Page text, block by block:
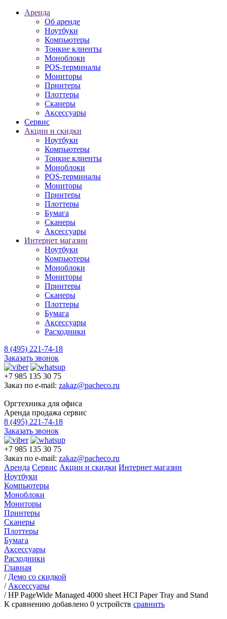
Аренда
Об аренде
Ноутбуки
Компьютеры
Тонкие клиенты
Моноблоки
POS-терминалы
Мониторы
Принтеры
Плоттеры
Сканеры
Аксессуары
Сервис
Акции и скидки
Ноутбуки
Компьютеры
Тонкие клиенты
Моноблоки
POS-терминалы
Мониторы
Принтеры
Плоттеры
Бумага
Сканеры
Аксессуары
Интернет магазин
Ноутбуки
Компьютеры
Моноблоки
Мониторы
Принтеры
Сканеры
Плоттеры
Бумага
Аксессуары
Расходники
8 (495) 221-74-18
Заказать звонок
+7 985 135 30 75
Заказ по e-mail: zakaz@pacheco.ru
Оргтехника для офиса
Аренда продажа сервис
8 (495) 221-74-18
Заказать звонок
+7 985 135 30 75
Заказ по e-mail: zakaz@pacheco.ru
Аренда Сервис Акции и скидки Интернет магазин
Ноутбуки
Компьютеры
Моноблоки
Мониторы
Принтеры
Сканеры
Плоттеры
Бумага
Аксессуары
Расходники
Главная
/ Демо со скидкой
/ Аксессуары
/HP PageWide Managed 4000 sheet HCI Paper Tray and Stand
К сравнению добавлено 0 устройств сравнить